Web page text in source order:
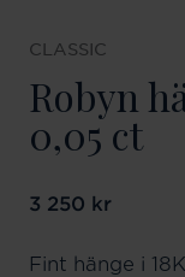
CLASSIC
Robyn
0,05 ct
Pris:3 250 kr
3 250 kr
Fint hänge i